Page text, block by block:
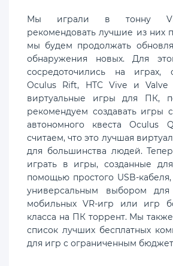
Мы играли в тонну
рекомендовать лучшие из них
мы будем продолжать
обнаружения новых. Для
сосредоточились на играх,
Oculus Rift, HTC Vive и Valve
виртуальные игры для ПК,
рекомендуем создавать игры
автономного квеста Oculus
считаем, что это лучшая
для большинства людей.
играть в игры, созданные
помощью простого USB-кабеля,
универсальным выбором
мобильных VR-игр или игр
класса на ПК торрент. Мы
список лучших бесплатных
для игр с ограниченным